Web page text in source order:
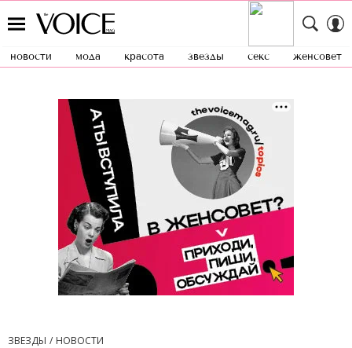
новости мода красота звезды секс женсовет
ЗВЕЗДЫ
НОВОСТИ